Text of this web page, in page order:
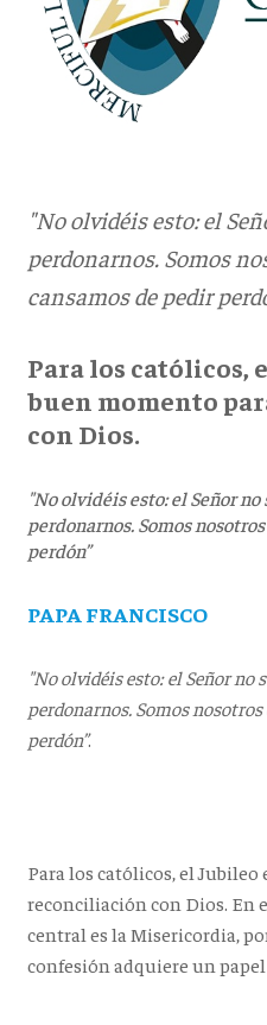
"No olvidéis esto: el
perdonarnos. Somos
cansamos de pedir
Para los católicos,
buen momento
con Dios.
"No olvidéis esto: el Señor no
perdonarnos. Somos
perdón”
PAPA FRANCISCO
"No olvidéis esto: el Señor no
perdonarnos. Somos
perdón”.
Para los católicos, el
reconciliación con Dios. En
central es la Misericordia,
confesión adquiere un